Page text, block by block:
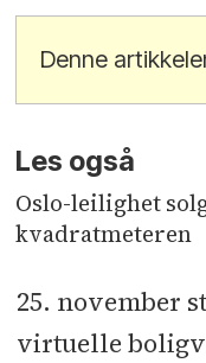
Denne
Les også
Oslo-leilighet
kvadratmeteren
25. november
virtuelle